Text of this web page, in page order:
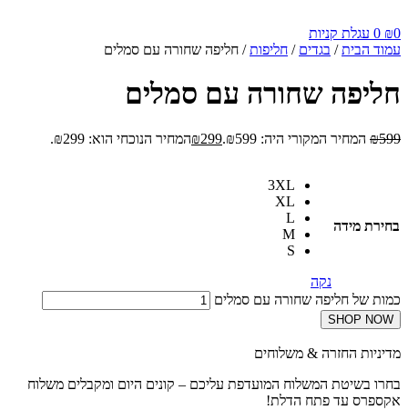
₪0
0 עגלת קניות
עמוד הבית/ בגדים / חליפות/ חליפה שחורה עם סמלים
חליפה שחורה עם סמלים
₪599 המחיר המקורי היה: ₪599. ₪299 המחיר הנוכחי הוא: ₪299.
בחירת מידה
3XL
XL
L
M
S
נקה
כמות של חליפה שחורה עם סמלים
SHOP NOW
מדיניות החזרה & משלוחים
בחרו בשיטת המשלוח המועדפת עליכם – קונים היום ומקבלים משלוח
אקספרס עד פתח הדלת!